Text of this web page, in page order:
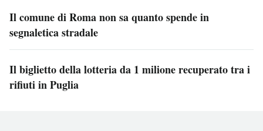
Il comune di Roma non sa quanto spende in
segnaletica stradale
Il biglietto della lotteria da 1 milione recuperato tra i
rifiuti in Puglia